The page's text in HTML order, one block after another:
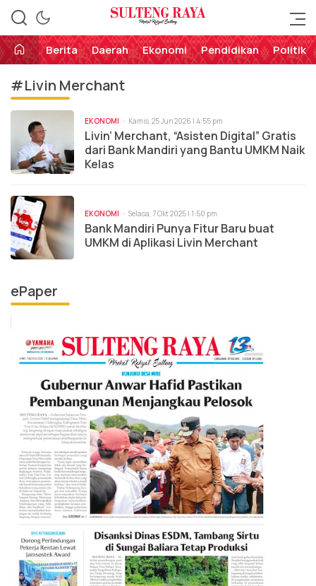
Sulteng Raya
Perekat Rakyat Sulteng
Berita
Daerah Ekonomi Pendidikan Politik
#Livin Merchant
EKONOMI Kamis, 25 Jun 2026 | 4:55 pm
Livin’ Merchant, “Asisten Digital” Gratis
dari Bank Mandiri yang Bantu UMKM Naik
Kelas
EKONOMI Selasa, 7 Okt 2025 | 1:50 pm
Bank Mandiri Punya Fitur Baru buat
UMKM di Aplikasi Livin Merchant
ePaper